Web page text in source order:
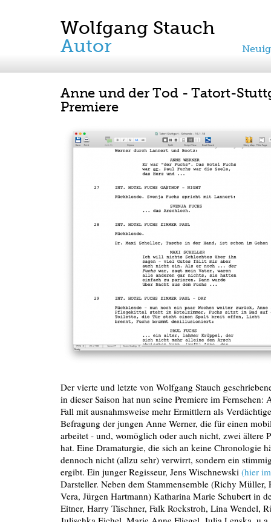
Wolfgang Stauch
Autor
Anne und der Tod - Tatort-
Premiere
Der vierte und letzte von Wolfgang Stauch
in dieser Saison hat nun seine Premiere im Fernsehen:
Fall mit ausnahmsweise mehr Ermittlern als
Befragung der jungen Anne Werner, die für einen
arbeitet - und, womöglich oder auch nicht, zwei ältere
hat. Eine Dramaturgie, die sich an keine Chronologie
dennoch nicht (allzu sehr) verwirrt, sondern ein
ergibt. Ein junger Regisseur, Jens Wischnewski (hier
Darsteller. Neben dem Stammensemble (Richy
Vera, Jürgen Hartmann) Katharina Marie Schubert in
Eitner, Harry Täschner, Falk Rockstroh, Lina Wendel,